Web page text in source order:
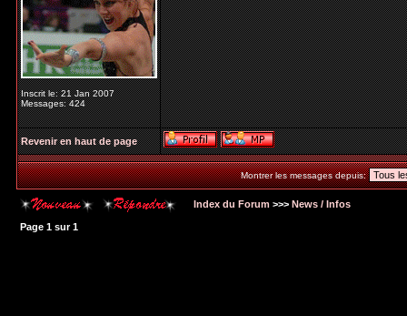
Inscrit le: 21 Jan 2007
Messages: 424
Revenir en haut de page
Montrer les messages depuis:
Index du Forum >>> News / Infos
Page 1 sur1